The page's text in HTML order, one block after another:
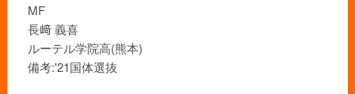
MF
長﨑 義喜
ルーテル学院高(熊本)
備考:'21国体選抜